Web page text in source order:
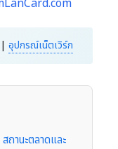
| อุปกรณ์เน็ตเวิร์ก
ถานะตลาดและ